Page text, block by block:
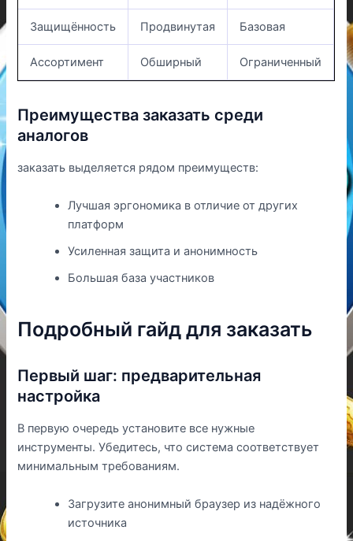
Защищённость Продвинутая Базовая
Ассортимент Обширный Ограниченный
Преимущества заказать среди
аналогов
заказать выделяется рядом преимуществ:
Лучшая эргономика в отличие от других
платформ
Усиленная защита и анонимность
Большая база участников
Подробный гайд для заказать
Первый шаг: предварительная
настройка
В первую очередь установите все нужные
инструменты. Убедитесь, что система соответствует
минимальным требованиям.
Загрузите анонимный браузер из надёжного
источника